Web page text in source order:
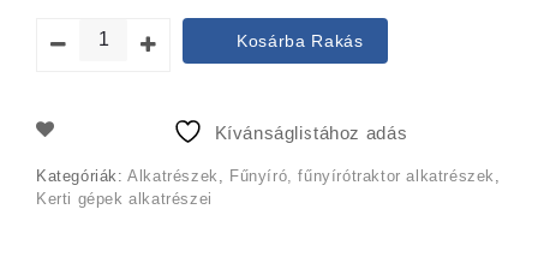
price
was:
3
price
is:
Kosárba Rakás
Kívánságlistához adás
Kategóriák:Alkatrészek Fűnyíró, fűnyírótraktor alkatrészek
Kerti gépek alkatrészei